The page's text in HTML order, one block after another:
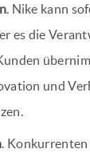
. Nike kann
es die
und
. Konkurrenten